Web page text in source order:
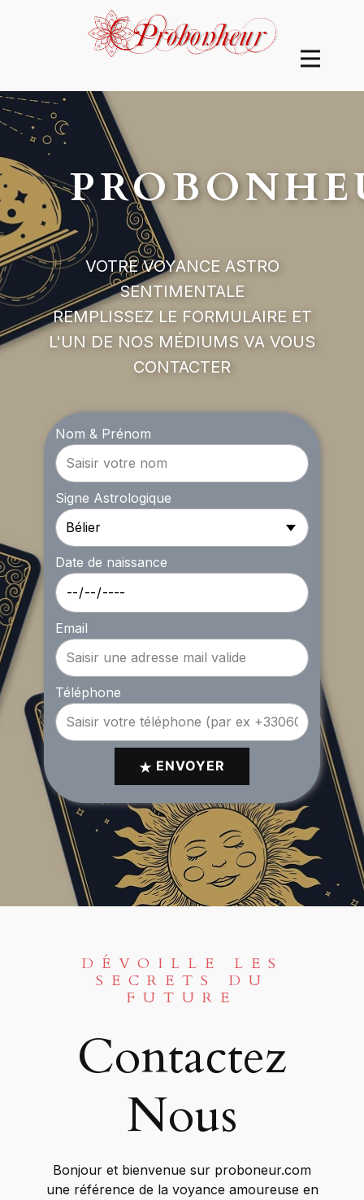
VOTRE VOYANCE ASTRO
SENTIMENTALE
REMPLISSEZ LE FORMULAIRE ET
L'UN DE NOS MÉDIUMS VA VOUS
CONTACTER
Nom & Prénom
Signe Astrologique
Date de naissance
Email
Téléphone
ENVOYER
DÉVOILLE LES
SECRETS DU
FUTURE
Contactez
Nous
Bonjour et bienvenue sur proboneur.com
une référence de la voyance amoureuse en